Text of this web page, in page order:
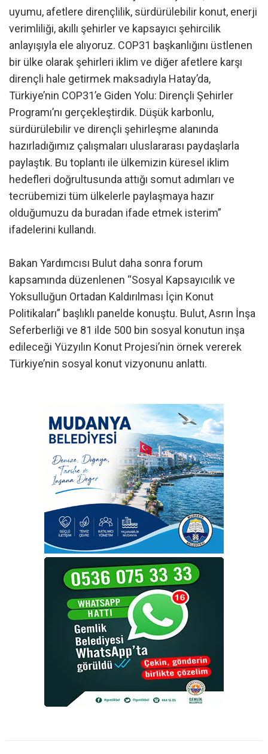
uyumu, afetlere dirençlilik, sürdürülebilir konut, enerji
verimliliği, akıllı şehirler ve kapsayıcı şehircilik
anlayışıyla ele alıyoruz. COP31 başkanlığını üstlenen
bir ülke olarak şehirleri iklim ve diğer afetlere karşı
dirençli hale getirmek maksadıyla Hatay’da,
Türkiye’nin COP31’e Giden Yolu: Dirençli Şehirler
Programı’nı gerçekleştirdik. Düşük karbonlu,
sürdürülebilir ve dirençli şehirleşme alanında
hazırladığımız çalışmaları uluslararası paydaşlarla
paylaştık. Bu toplantı ile ülkemizin küresel iklim
hedefleri doğrultusunda attığı somut adımları ve
tecrübemizi tüm ülkelerle paylaşmaya hazır
olduğumuzu da buradan ifade etmek isterim”
ifadelerini kullandı.
Bakan Yardımcısı Bulut daha sonra forum
kapsamında düzenlenen “Sosyal Kapsayıcılık ve
Yoksulluğun Ortadan Kaldırılması İçin Konut
Politikaları” başlıklı panelde konuştu. Bulut, Asrın İnşa
Seferberliği ve 81 ilde 500 bin sosyal konutun inşa
edileceği Yüzyılın Konut Projesi’nin örnek vererek
Türkiye’nin sosyal konut vizyonunu anlattı.